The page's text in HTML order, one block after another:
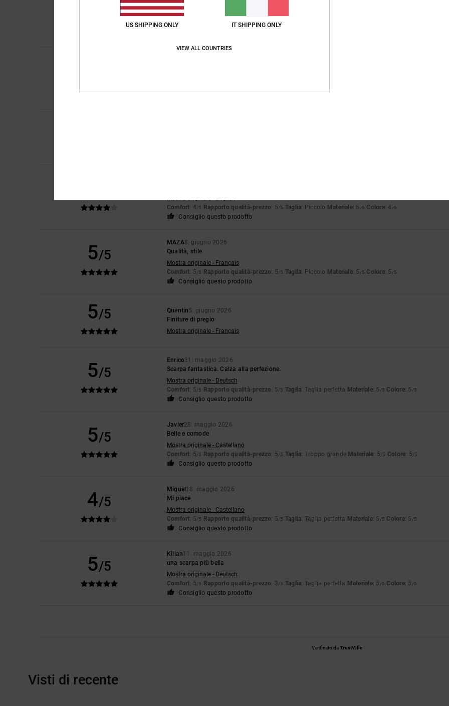
Comode e a un buon prezzo
Mostra originale - Castellano
Comfort
Rapporto qualità-prezzo: 5/5
Mostra originale - English
Comfort: 4/5 Rapporto qualità-prezzo: 5/5 Taglia: Piccolo Materiale: 5 /5 Colore: 4 /5
Consiglio questo prodotto
5/5
MAZA8. giugno 2026
Qualità, stile
Mostra originale - Français
Comfort: 5/5 Rapporto qualità-prezzo: 5/5 Taglia: Piccolo Materiale: 5 /5 Colore: 5 /5
Consiglio questo prodotto
5/5 Quentin5. giugno 2026
Finiture di pregio
Mostra originale - Français
5/5
Enrico31. maggio 2026
Scarpa fantastica. Calza alla perfezione.
Mostra originale - Deutsch
Comfort: 5/5 Rapporto qualità-prezzo: 5/5 Taglia: Taglia perfetta Materiale: 5 /5 Colore: 5 /5
Consiglio questo prodotto
5/5
Javier28. maggio 2026
Belle e comode
Mostra originale - Castellano
Comfort: 5/5 Rapporto qualità-prezzo: 5/5 Taglia: Troppo grande Materiale: 5/5 Colore: 5/5
Consiglio questo prodotto
4/5
Miguel 18. maggio 2026
Mi piace
Mostra originale - Castellano
Comfort: 5/5 Rapporto qualità-prezzo: 5/5 Taglia: Taglia perfetta Materiale: 5 /5 Colore: 5 /5
Consiglio questo prodotto
5/5
Kilian11. maggio 2026
una scarpa più bella
Mostra originale - Deutsch
Comfort: 5/5 Rapporto qualità-prezzo: 3/5 Taglia: Taglia perfetta Materiale: 5 /5 Colore: 5 /5
Consiglio questo prodotto
Verificato daTrustVille
Visti di recente
US SHIPPING ONLY IT SHIPPING ONLY
VIEW ALL COUNTRIES